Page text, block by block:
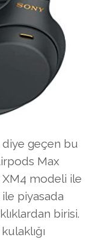
diye geçen bu
Max
XM4 modeli ile
piyasada
birisi.